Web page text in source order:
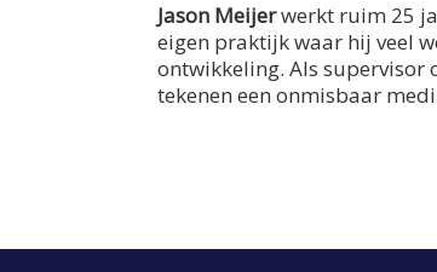
Jason Meijerwerkt ruim 25
eigen praktijk waar hij veel
ontwikkeling. Als supervisor
tekenen een onmisbaar